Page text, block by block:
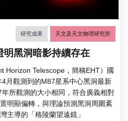
研究成果 天文及天文物理研究所
明黑洞暗影持續存在
Horizon Telescope，簡稱EHT）國
月觀測到的M87星系中心黑洞最新
所觀測的大小相同，符合廣義相對
明顯偏轉，與理論預測黑洞周圍紊
主導的「格陵蘭望遠鏡」